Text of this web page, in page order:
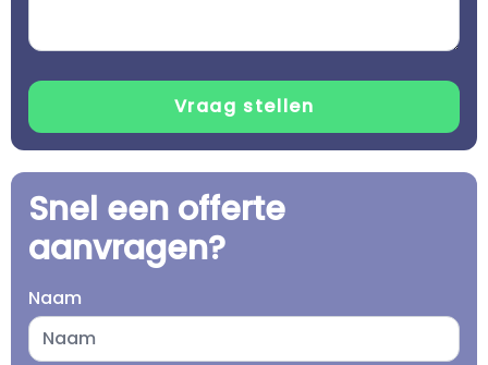
Snel een offerte
aanvragen?
Naam